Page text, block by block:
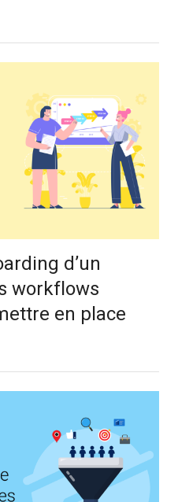
d’un
workflows
en place